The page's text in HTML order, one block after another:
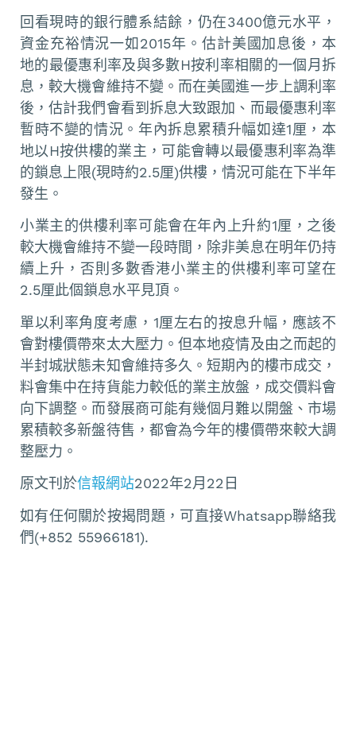
回看現時的銀行體系結餘，仍在3400億元水平，
資金充裕情況一如2015年。估計美國加息後，本
地的最優惠利率及與多數H按利率相關的一個月拆
息，較大機會維持不變。而在美國進一步上調利率
後，估計我們會看到拆息大致跟加、而最優惠利率
暫時不變的情況。年內拆息累積升幅如達1厘，本
地以H按供樓的業主，可能會轉以最優惠利率為準
的鎖息上限(現時約2.5厘)供樓，情況可能在下半年
發生。
小業主的供樓利率可能會在年內上升約1厘，之後
較大機會維持不變一段時間，除非美息在明年仍持
續上升，否則多數香港小業主的供樓利率可望在
2.5厘此個鎖息水平見頂。
單以利率角度考慮，1厘左右的按息升幅，應該不
會對樓價帶來太大壓力。但本地疫情及由之而起的
半封城狀態未知會維持多久。短期內的樓市成交，
料會集中在持貨能力較低的業主放盤，成交價料會
向下調整。而發展商可能有幾個月難以開盤、市場
累積較多新盤待售，都會為今年的樓價帶來較大調
整壓力。
原文刊於信報網站2022年2月22日
如有任何關於按揭問題，可直接Whatsapp聯絡我
們(+852 55966181).